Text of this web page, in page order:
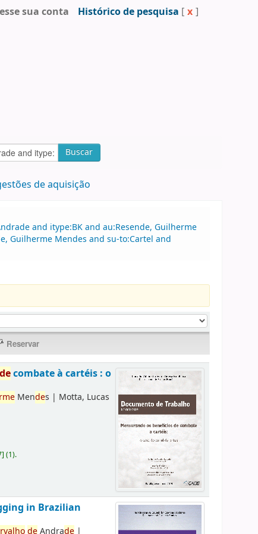
sua conta Histórico de pesquisa [ x ]
Buscar
de aquisição
and itype:BK and au:Resende, Guilherme
Guilherme Mendes and su-to:Cartel and
decombate à cartéis : o
Mendes | Motta, Lucas
](1).
in Brazilian